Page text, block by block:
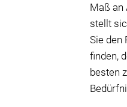
Maß an
stellt
Sie den
finden,
besten